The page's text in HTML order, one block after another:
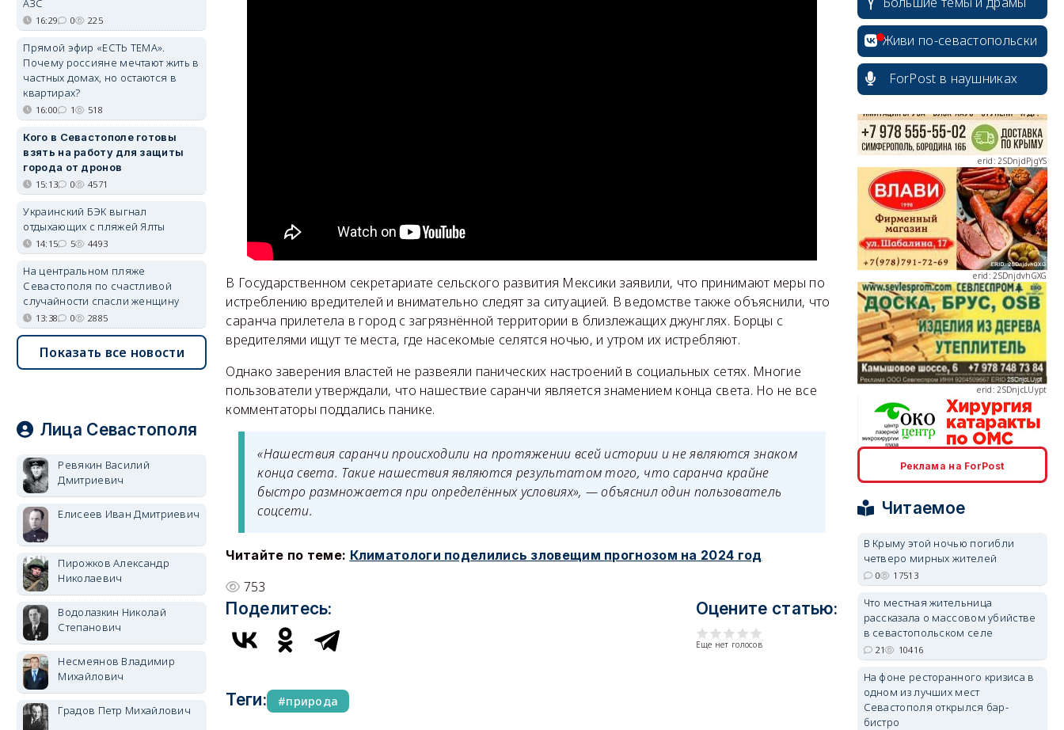
В Государственном секретариате сельского развития Мексики заявили, что принимают меры по
истреблению вредителей и внимательно следят за ситуацией. В ведомстве также объяснили, что
саранча прилетела в город с загрязнённой территории в близлежащих джунглях. Борцы с
вредителями ищут те места, где насекомые селятся ночью, и утром их истребляют.
Однако заверения властей не развеяли панических настроений в социальных сетях. Многие
пользователи утверждали, что нашествие саранчи является знамением конца света. Но не все
комментаторы поддались панике.
«Нашествия саранчи происходили на протяжении всей истории и не являются знаком
конца света. Такие нашествия являются результатом того, что саранча крайне
быстро размножается при определённых условиях», — объяснил один пользователь
соцсети.
Читайте по теме: Климатологи поделились зловещим прогнозом на 2024 год
753
Поделитесь: Оцените статью:
Еще нет голосов
Теги: природа
АЗС
16:29 0 225
Прямой эфир «ЕСТЬ ТЕМА».
Почему россияне мечтают жить в
частных домах, но остаются в
квартирах?
16:00 1 518
Кого в Севастополе готовы
взять на работу для защиты
города от дронов
15:13 0 4571
Украинский БЭК выгнал
отдыхающих с пляжей Ялты
14:15 5 4493
На центральном пляже
Севастополя по счастливой
случайности спасли женщину
13:38 0 2885
Показать все новости
Лица Севастополя
Ревякин Василий
Дмитриевич
Елисеев Иван Дмитриевич
Пирожков Александр
Николаевич
Водолазкин Николай
Степанович
Несмеянов Владимир
Михайлович
Градов Петр Михайлович
Живи по-севастопольски
ForPost в наушниках
erid: 2SDnjcrDNw6
erid: 2SDnjdPjgYS
erid: 2SDnjdvhGXG
erid: 2SDnjcLUypt
erid: 2SDnjcrDNw6
erid: 2SDnjdPjgYS
erid: 2SDnjdvhGXG
Реклама на ForPost
Читаемое
В Крыму этой ночью погибли
четверо мирных жителей
0 17513
Что местная жительница
рассказала о массовом убийстве
в севастопольском селе
21 10416
На фоне ресторанного кризиса в
одном из лучших мест
Севастополя открылся бар-
бистро